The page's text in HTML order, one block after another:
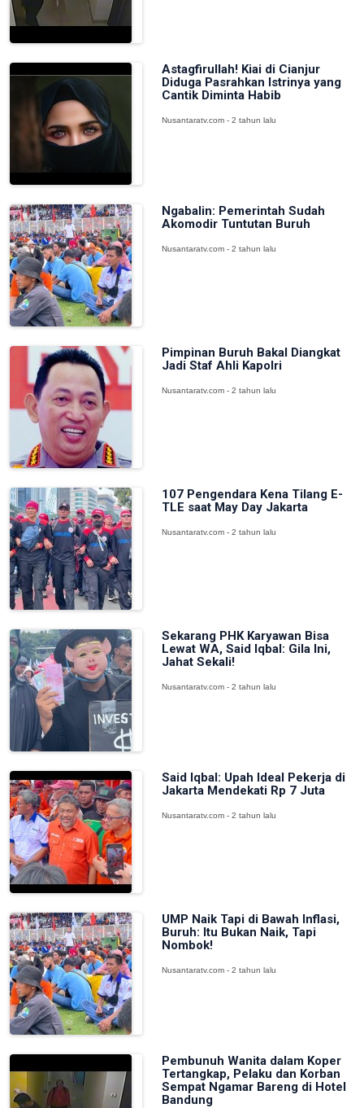
Astagfirullah! Kiai di Cianjur
Diduga Pasrahkan Istrinya yang
Cantik Diminta Habib
Nusantaratv.com - 2 tahun lalu
Ngabalin: Pemerintah Sudah
Akomodir Tuntutan Buruh
Nusantaratv.com - 2 tahun lalu
Pimpinan Buruh Bakal Diangkat
Jadi Staf Ahli Kapolri
Nusantaratv.com - 2 tahun lalu
107 Pengendara Kena Tilang E-
TLE saat May Day Jakarta
Nusantaratv.com - 2 tahun lalu
Sekarang PHK Karyawan Bisa
Lewat WA, Said Iqbal: Gila Ini,
Jahat Sekali!
Nusantaratv.com - 2 tahun lalu
Said Iqbal: Upah Ideal Pekerja di
Jakarta Mendekati Rp 7 Juta
Nusantaratv.com - 2 tahun lalu
UMP Naik Tapi di Bawah Inflasi,
Buruh: Itu Bukan Naik, Tapi
Nombok!
Nusantaratv.com - 2 tahun lalu
Pembunuh Wanita dalam Koper
Tertangkap, Pelaku dan Korban
Sempat Ngamar Bareng di Hotel
Bandung